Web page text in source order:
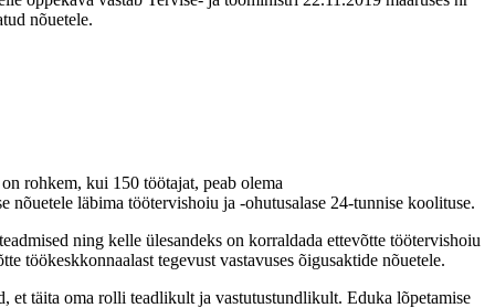
nõuetele.
rohkem, kui 150 töötajat, peab olema
läbima töötervishoiu ja -ohutusalase 24-tunnise koolituse.
ning kelle ülesandeks on korraldada ettevõtte töötervishoiu
töökeskkonnaalast tegevust vastavuses õigusaktide nõuetele.
et täita oma rolli teadlikult ja vastutustundlikult. Eduka lõpetamise